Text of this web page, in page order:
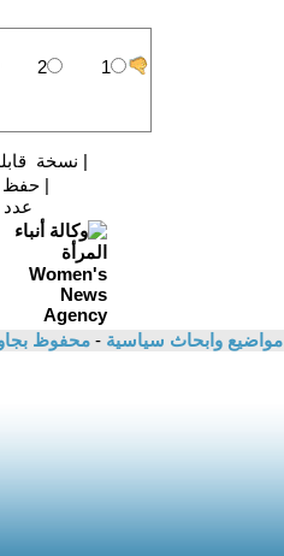
| نسخة
|حفظ
عدد
مواضيع وابحاث سياسية - محفوظ